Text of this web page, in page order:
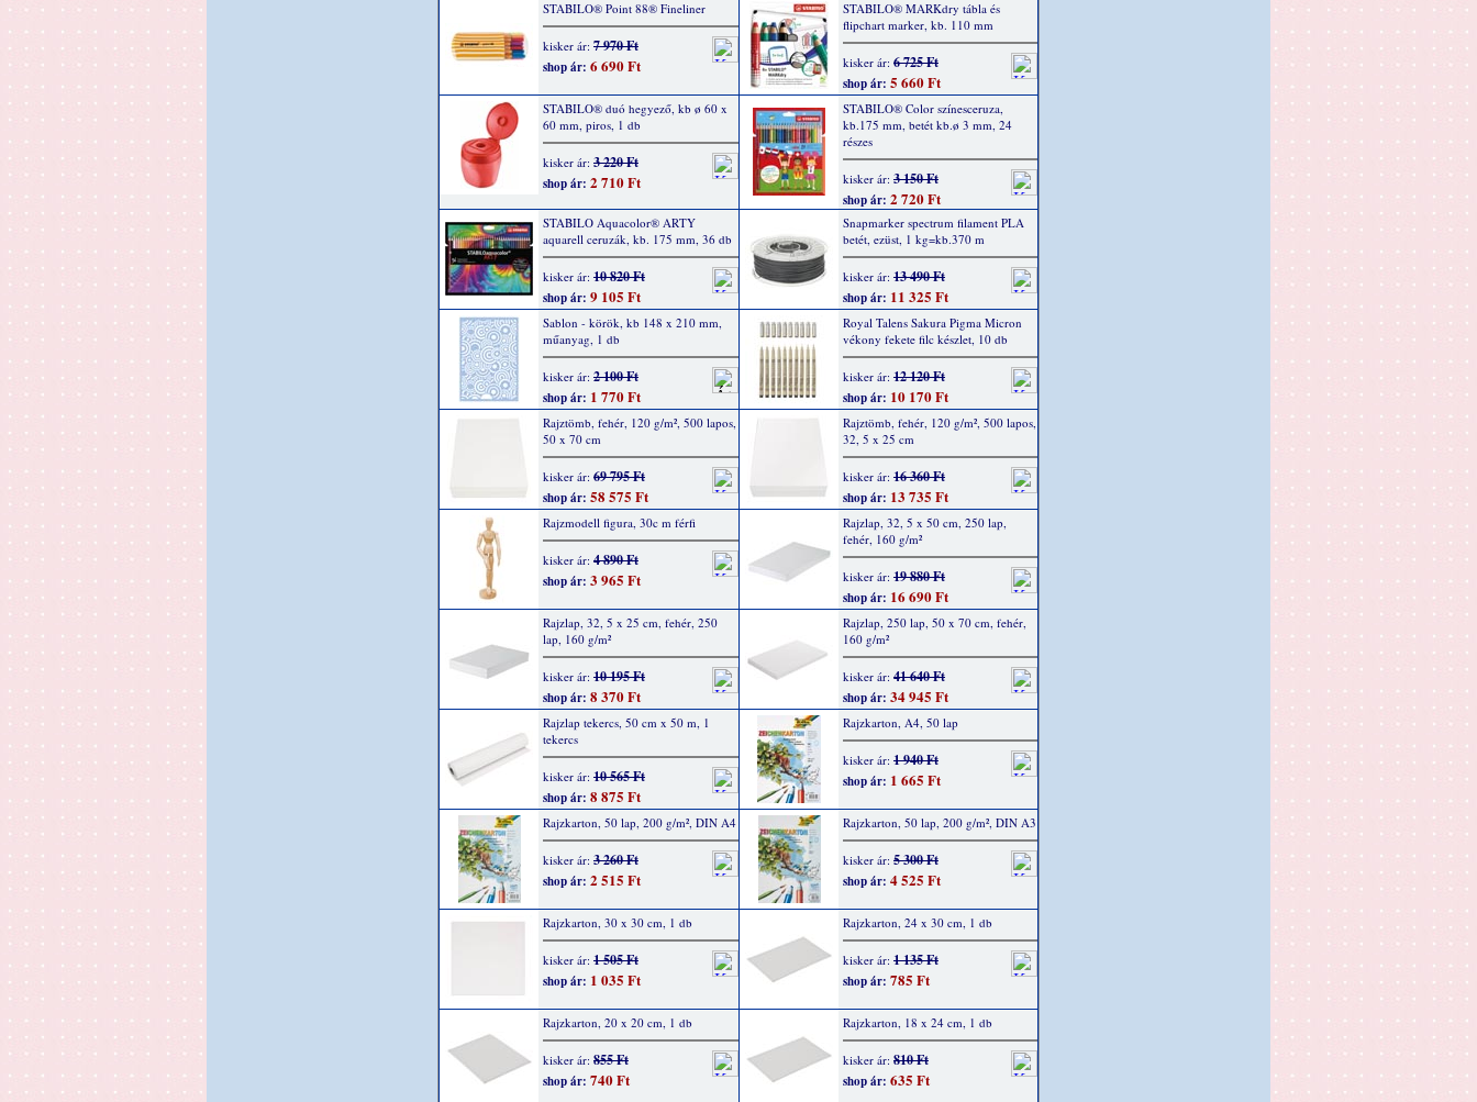
STABILO® Point 88® Fineliner
kisker ár: 7 970 Ft
shop ár: 6 690 Ft
STABILO® MARKdry tábla és
flipchart marker, kb. 110 mm
kisker ár: 6 725 Ft
shop ár: 5 660 Ft
STABILO® duó hegyező, kb ø 60 x
60 mm, piros, 1 db
kisker ár: 3 220 Ft
shop ár: 2 710 Ft
STABILO® Color színesceruza,
kb.175 mm, betét kb.ø 3 mm, 24
részes
kisker ár: 3 150 Ft
shop ár: 2 720 Ft
STABILO Aquacolor® ARTY
aquarell ceruzák, kb. 175 mm, 36 db
kisker ár: 10 820 Ft
shop ár: 9 105 Ft
Snapmarker spectrum filament PLA
betét, ezüst, 1 kg=kb.370 m
kisker ár: 13 490 Ft
shop ár: 11 325 Ft
Sablon - körök, kb 148 x 210 mm,
műanyag, 1 db
kisker ár: 2 100 Ft
shop ár: 1 770 Ft
Royal Talens Sakura Pigma Micron
vékony fekete filc készlet, 10 db
kisker ár: 12 120 Ft
shop ár: 10 170 Ft
Rajztömb, fehér, 120 g/m², 500 lapos,
50 x 70 cm
kisker ár: 69 795 Ft
shop ár: 58 575 Ft
Rajztömb, fehér, 120 g/m², 500 lapos,
32, 5 x 25 cm
kisker ár: 16 360 Ft
shop ár: 13 735 Ft
Rajzmodell figura, 30c m férfi
kisker ár: 4 890 Ft
shop ár: 3 965 Ft
Rajzlap, 32, 5 x 50 cm, 250 lap,
fehér, 160 g/m²
kisker ár: 19 880 Ft
shop ár: 16 690 Ft
Rajzlap, 32, 5 x 25 cm, fehér, 250
lap, 160 g/m²
kisker ár: 10 195 Ft
shop ár: 8 370 Ft
Rajzlap, 250 lap, 50 x 70 cm, fehér,
160 g/m²
kisker ár: 41 640 Ft
shop ár: 34 945 Ft
Rajzlap tekercs, 50 cm x 50 m, 1
tekercs
kisker ár: 10 565 Ft
shop ár: 8 875 Ft
Rajzkarton, A4, 50 lap
kisker ár: 1 940 Ft
shop ár: 1 665 Ft
Rajzkarton, 50 lap, 200 g/m², DIN A4
kisker ár: 3 260 Ft
shop ár: 2 515 Ft
Rajzkarton, 50 lap, 200 g/m², DIN A3
kisker ár: 5 300 Ft
shop ár: 4 525 Ft
Rajzkarton, 30 x 30 cm, 1 db
kisker ár: 1 505 Ft
shop ár: 1 035 Ft
Rajzkarton, 24 x 30 cm, 1 db
kisker ár: 1 135 Ft
shop ár: 785 Ft
Rajzkarton, 20 x 20 cm, 1 db
kisker ár: 855 Ft
shop ár: 740 Ft
Rajzkarton, 18 x 24 cm, 1 db
kisker ár: 810 Ft
shop ár: 635 Ft